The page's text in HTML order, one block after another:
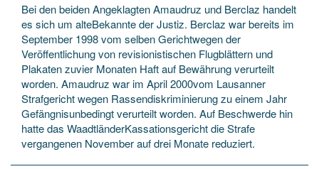
Bei den beiden Angeklagten Amaudruz und Berclaz handelt
es sich um alteBekannte der Justiz. Berclaz war bereits im
September 1998 vom selben Gerichtwegen der
Veröffentlichung von revisionistischen Flugblättern und
Plakaten zuvier Monaten Haft auf Bewährung verurteilt
worden. Amaudruz war im April 2000vom Lausanner
Strafgericht wegen Rassendiskriminierung zu einem Jahr
Gefängnisunbedingt verurteilt worden. Auf Beschwerde hin
hatte das WaadtländerKassationsgericht die Strafe
vergangenen November auf drei Monate reduziert.